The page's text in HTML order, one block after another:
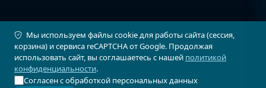
АвтоСпектр
Infovin
+7 (903) 735-9056
info@avtostat-info.ru
Мы используем файлы cookie для работы сайта (сессия,
корзина) и сервиса reCAPTCHA от Google. Продолжая
использовать сайт, вы соглашаетесь с нашей политикой
конфиденциальности.
Согласен с обработкой персональных данных